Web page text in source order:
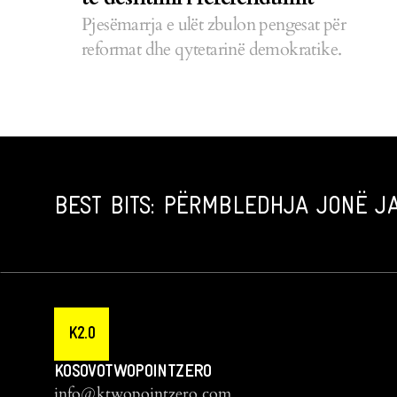
Pjesëmarrja e ulët zbulon pengesat për
reformat dhe qytetarinë demokratike.
BEST BITS: PËRMBLEDHJA JONË
K2.0
KOSOVOTWOPOINTZERO